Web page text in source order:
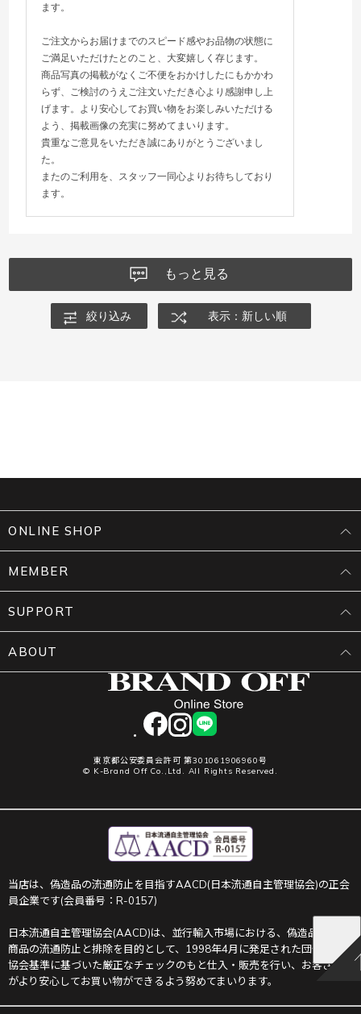
ます。
ご注文からお届けまでのスピード感やお品物の状態に
ご満足いただけたとのこと、大変嬉しく存じます。
商品写真の掲載がなくご不便をおかけしたにもかかわ
らず、ご検討のうえご注文いただき心より感謝申し上
げます。より安心してお買い物をお楽しみいただける
よう、掲載画像の充実に努めてまいります。
貴重なご意見をいただき誠にありがとうございまし
た。
またのご利用を、スタッフ一同心よりお待ちしており
ます。
もっと見る
絞り込み 表示：新しい順
facebookinstagram
LINE
東京都公安委員会許可 第301061906960号
© K-Brand Off Co.,Ltd. All Rights Reserved.
ONLINE SHOP
MEMBER
SUPPORT
ABOUT
当店は、偽造品の流通防止を目指すAACD(日本流通自主管理協会)の正会
員企業です(会員番号：R-0157)
日本流通自主管理協会(AACD)は、並行輸入市場における、偽造品や不正
商品の流通防止と排除を目的として、1998年4月に発足された団体です。
協会基準に基づいた厳正なチェックのもと仕入・販売を行い、お客さま
がより安心してお買い物ができるよう努めてまいります。